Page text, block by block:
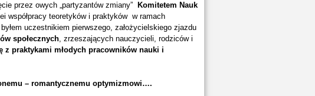
przez owych „partyzantów zmiany”
Komitetem Nauk
współpracy teoretyków i praktyków w ramach
uczestnikiem pierwszego, założycielskiego zjazdu
społecznych, zrzeszających nauczycieli, rodziców i
z praktykami młodych pracowników nauki i
– romantycznemu optymizmowi….